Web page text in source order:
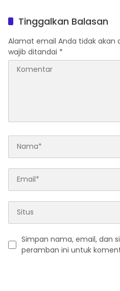
Tinggalkan Balasan
Alamat email Anda tidak akan
wajib ditandai *
Simpan nama, email, dan
peramban ini untuk